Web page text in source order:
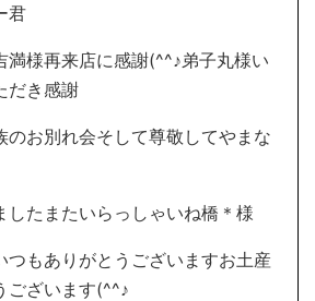
君
満様再来店に感謝(^^♪弟子丸様い
だき感謝
のお別れ会そして尊敬してやまな
したまたいらっしゃいね橋＊様
つもありがとうございますお土産
ございます(^^♪